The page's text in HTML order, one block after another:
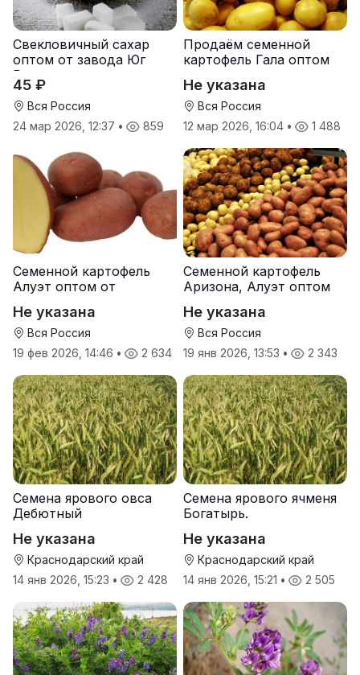
Свекловичный сахар
оптом от завода Юг
Руси
45 ₽
Вся Россия
24 мар 2026, 12:37 • 859
Продаём семенной
картофель Гала оптом
Не указана
Вся Россия
12 мар 2026, 16:04 • 1 488
Семенной картофель
Алуэт оптом от
Не указана
Вся Россия
19 фев 2026, 14:46 • 2 634
Семенной картофель
Аризона, Алуэт оптом
Не указана
Вся Россия
19 янв 2026, 13:53 • 2 343
Семена ярового овса
Дебютный
Не указана
Краснодарский край
14 янв 2026, 15:23 • 2 428
Семена ярового ячменя
Богатырь.
Не указана
Краснодарский край
14 янв 2026, 15:21 • 2 505